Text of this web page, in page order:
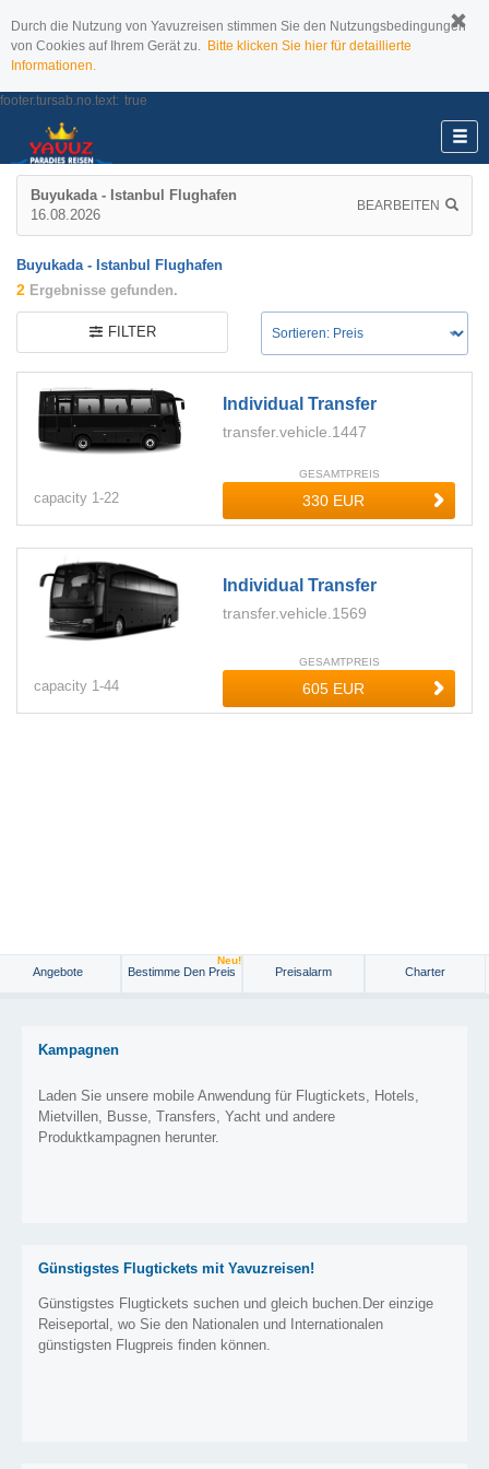
Durch die Nutzung von Yavuzreisen stimmen Sie den Nutzungsbedingungen
von Cookies auf Ihrem Gerät zu. Bitte klicken Sie hier für detaillierte
Informationen.
footer.tursab.no.text: true
Buyukada - Istanbul Flughafen
16.08.2026
BEARBEITEN
Buyukada - Istanbul Flughafen
2 Ergebnisse gefunden.
FILTER
Individual Transfer
transfer.vehicle.1447
capacity 1-22
GESAMTPREIS
Individual Transfer
transfer.vehicle.1569
capacity 1-44
GESAMTPREIS
Angebote Bestimme Den Preis
Neu!
Preisalarm Charter
Kampagnen
Laden Sie unsere mobile Anwendung für Flugtickets, Hotels,
Mietvillen, Busse, Transfers, Yacht und andere
Produktkampagnen herunter.
Günstigstes Flugtickets mit Yavuzreisen!
Günstigstes Flugtickets suchen und gleich buchen.Der einzige
Reiseportal, wo Sie den Nationalen und Internationalen
günstigsten Flugpreis finden können.